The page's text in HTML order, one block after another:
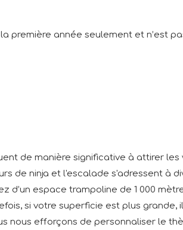
première année seulement et n’est
de manière significative à attirer les
de ninja et l'escalade s'adressent à
d’un espace trampoline de 1 000
si votre superficie est plus
nous efforçons de personnaliser le